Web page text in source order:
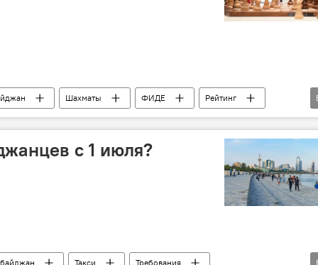
Шахматы ФИДЕ
Рейтинг
Раджабов Гюнай Мамедзаде Гроссмейстер
с 1 июля?
Такси
Требования